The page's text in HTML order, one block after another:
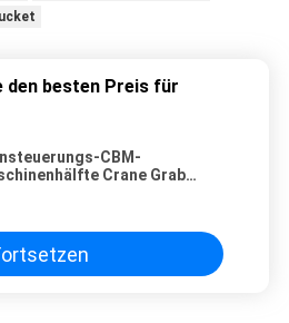
den besten Preis für
CBM-
Crane Grab